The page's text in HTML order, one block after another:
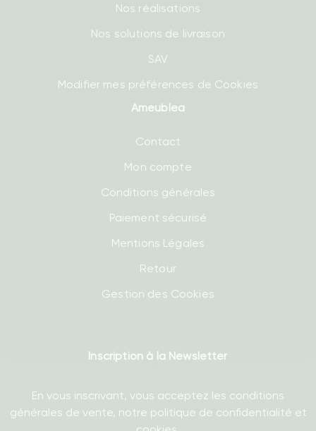
Nos réalisations
Nos solutions de livraison
SAV
Modifier mes préférences de Cookies
Ameublea
Contact
Mon compte
Conditions générales
Paiement sécurisé
Mentions Légales
Retour
Gestion des Cookies
Inscription à la Newsletter
En vous inscrivant, vous acceptez les conditions
générales de vente, notre politique de confidentialité et